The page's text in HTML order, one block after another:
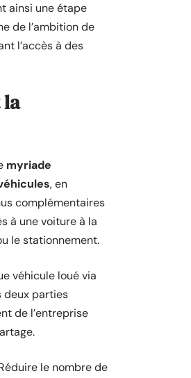
ainsi une étape
de l’ambition de
l’accès à des
la
myriade
, en
complémentaires
à une voiture à la
le stationnement.
véhicule loué via
deux parties
de l’entreprise
le nombre de